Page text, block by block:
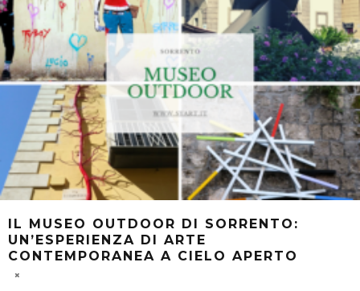
IL MUSEO OUTDOOR DI SORRENTO:
UN’ESPERIENZA DI ARTE
CONTEMPORANEA A CIELO APERTO